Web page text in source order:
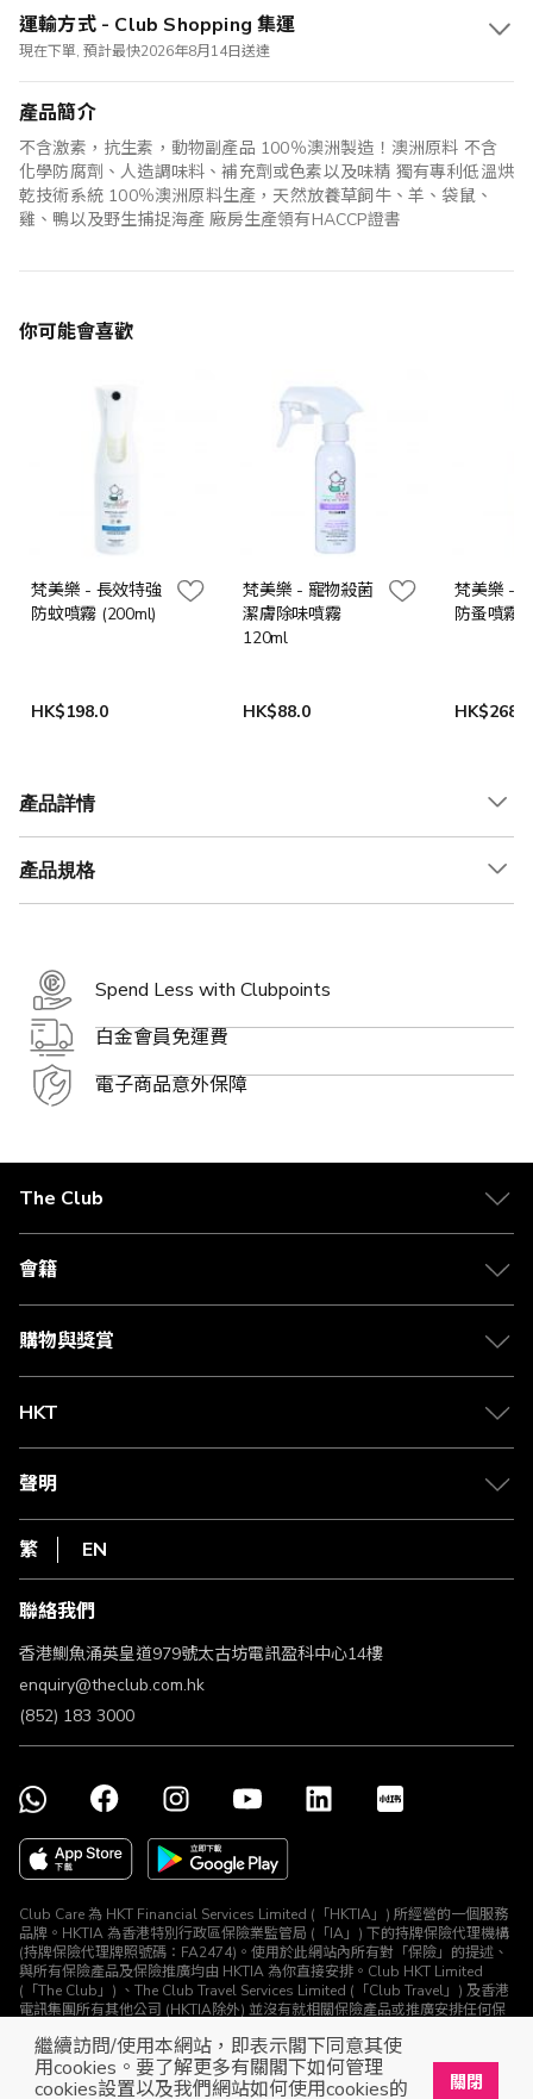
繼續訪問/使用本網站，即表示閣下同意其使
用cookies。要了解更多有關閣下如何管理
cookies設置以及我們網站如何使用cookies的
關閉
運輸方式 - Club Shopping 集運
現在下單, 預計最快2026年8月14日送達
產品簡介
不含激素，抗生素，動物副產品 100％澳洲製造！澳洲原料 不含
化學防腐劑、人造調味料、補充劑或色素以及味精 獨有專利低溫烘
乾技術系統 100％澳洲原料生產，天然放養草飼牛、羊、袋鼠、
雞、鴨以及野生捕捉海產 廠房生產領有HACCP證書
你可能會喜歡
梵美樂 - 長效特強
防蚊噴霧 (200ml)
HK$198.0
梵美樂 - 寵物殺菌
潔膚除味噴霧
120ml
HK$88.0
梵美樂 -
防蚤噴霧
HK$268.0
產品詳情
產品規格
Spend Less with Clubpoints
白金會員免運費
電子商品意外保障
The Club
關於 The Club
合作夥伴
媒體中心
會籍
會籍及專屬禮遇
賺取積分
購物與獎賞
物流與配送
Club Shopping 商品領取站
常見問題
HKT
csl.
1010
HKT
聲明
私隱聲明
使用條款
條款及細則
不歧視及不騷擾聲明
認可牌照及通告
繁 EN
聯絡我們
香港鰂魚涌英皇道979號太古坊電訊盈科中心14樓
enquiry@theclub.com.hk
(852) 183 3000
Club Care 為 HKT Financial Services Limited (「HKTIA」) 所經營的一個服務
品牌。HKTIA 為香港特別行政區保險業監管局 (「IA」) 下的持牌保險代理機構
(持牌保險代理牌照號碼：FA2474)。使用於此網站內所有對「保險」的提述、
與所有保險產品及保險推廣均由 HKTIA 為你直接安排。Club HKT Limited
(「The Club」) 、The Club Travel Services Limited (「Club Travel」) 及香港
電訊集團所有其他公司 (HKTIA除外) 並沒有就相關保險產品或推廣安排任何保
© The Club 2026. 保留所有權利
立即下載The Club手機app